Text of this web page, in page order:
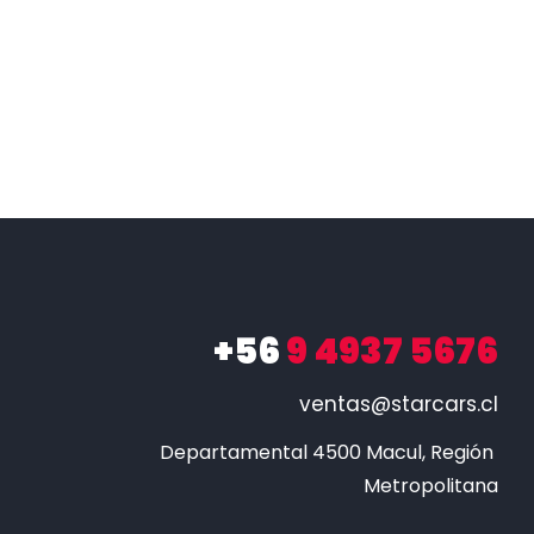
+569 4937 5676
ventas@starcars.cl
Departamental 4500 Macul, Región
Metropolitana